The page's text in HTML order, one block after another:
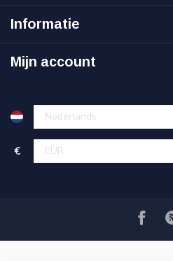
Informatie
Mijn account
€